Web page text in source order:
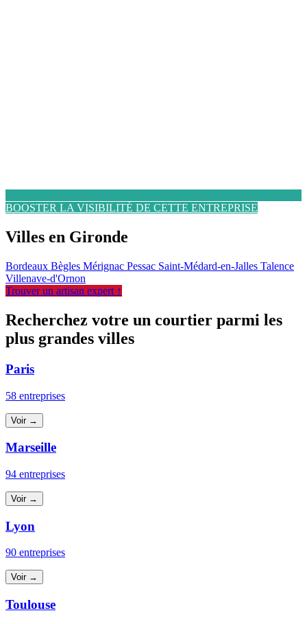
BOOSTER LA VISIBILITÉ DE CETTE ENTREPRISE
Villes en Gironde
Bordeaux Bègles Mérignac Pessac Saint-Médard-en-Jalles Talence
Villenave-d'Ornon
Trouver un artisan expert ↑
Recherchez votre un courtier parmi les
plus grandes villes
Paris
58 entreprises
Voir →
Marseille
94 entreprises
Voir →
Lyon
90 entreprises
Voir →
Toulouse